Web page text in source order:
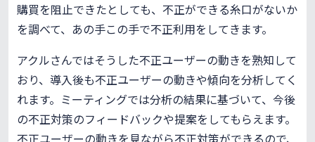
購買を阻止できたとしても、不正ができる糸口がないか
を調べて、あの手この手で不正利用をしてきます。
アクルさんではそうした不正ユーザーの動きを熟知して
おり、導入後も不正ユーザーの動きや傾向を分析してく
れます。ミーティングでは分析の結果に基づいて、今後
の不正対策のフィードバックや提案をしてもらえます。
不正ユーザーの動きを見ながら不正対策ができるので、